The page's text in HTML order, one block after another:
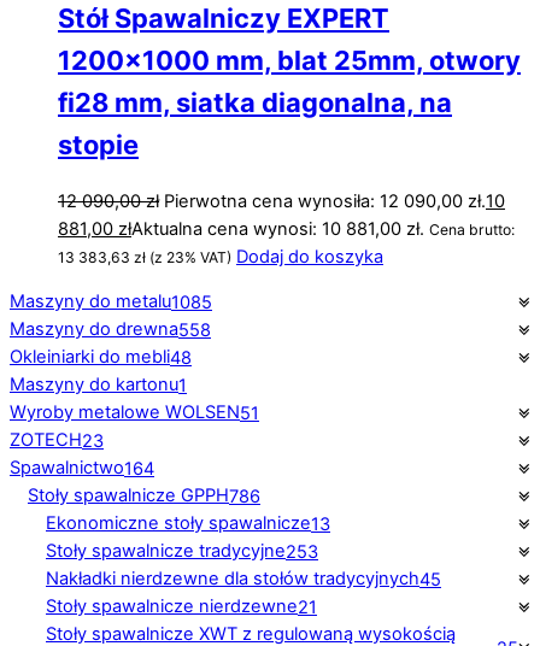
Stół Spawalniczy EXPERT
1200×1000 mm, blat 25mm, otwory
fi28 mm, siatka diagonalna, na
stopie
12 090,00zł Pierwotna cena wynosiła: 12 090,00 zł.10
881,00 złAktualna cena wynosi: 10 881,00 zł. Cena brutto:
13 383,63 zł (z 23% VAT) Dodaj do koszyka
Maszyny do metalu1085
Maszyny do drewna558
Okleiniarki do mebli48
Maszyny do kartonu1
Wyroby metalowe WOLSEN51
ZOTECH23
Spawalnictwo164
Stoły spawalnicze GPPH786
Ekonomiczne stoły spawalnicze13
Stoły spawalnicze tradycyjne253
Nakładki nierdzewne dla stołów tradycyjnych45
Stoły spawalnicze nierdzewne21
Stoły spawalnicze XWT z regulowaną wysokością